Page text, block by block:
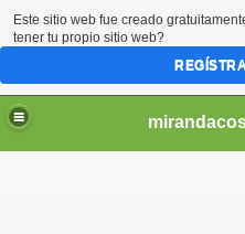
Este sitio web fue creado
tener tu propio sitio web?